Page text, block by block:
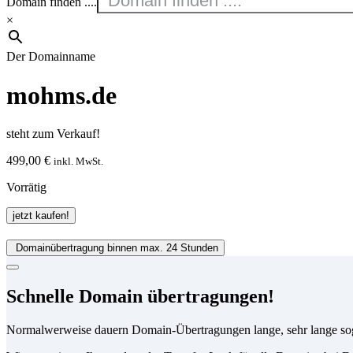
×
Der Domainname
mohms.de
steht zum Verkauf!
499,00 € inkl. MwSt.
Vorrätig
mohms.de
Menge
jetzt kaufen!
Domainübertragung binnen max. 24 Stunden
Schnelle Domain übertragungen!
Normalwerweise dauern Domain-Übertragungen lange, sehr lange